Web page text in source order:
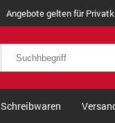
Angebote gelten für
Schreibwaren